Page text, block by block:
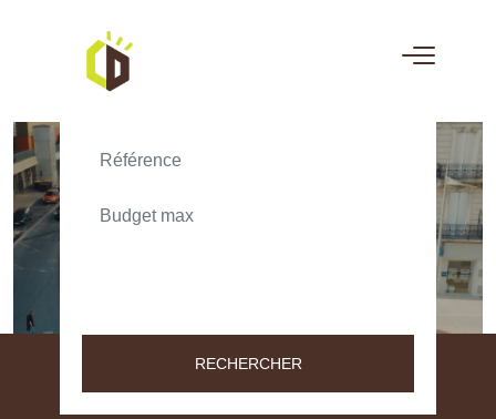
TEXT_SEARCH_SELECTIONNEZ
RECHERCHER